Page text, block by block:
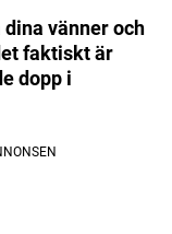
vänner och
faktiskt är
dopp i